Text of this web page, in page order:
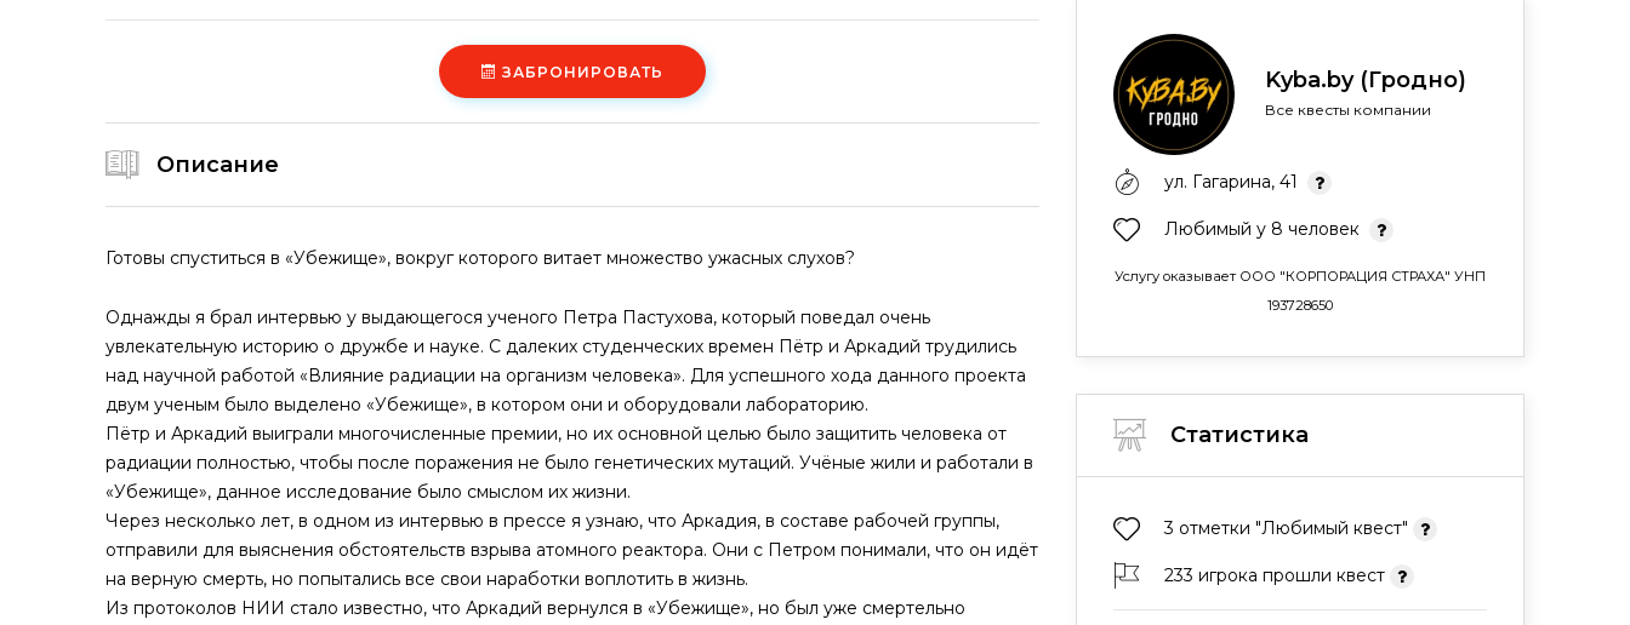
ЗАБРОНИРОВАТЬ
Описание
Готовы спуститься в «Убежище», вокруг которого витает множество ужасных слухов?
Однажды я брал интервью у выдающегося ученого Петра Пастухова, который поведал очень
увлекательную историю о дружбе и науке. С далеких студенческих времен Пётр и Аркадий трудились
над научной работой «Влияние радиации на организм человека». Для успешного хода данного проекта
двум ученым было выделено «Убежище», в котором они и оборудовали лабораторию.
Пётр и Аркадий выиграли многочисленные премии, но их основной целью было защитить человека от
радиации полностью, чтобы после поражения не было генетических мутаций. Учёные жили и работали в
«Убежище», данное исследование было смыслом их жизни.
Через несколько лет, в одном из интервью в прессе я узнаю, что Аркадия, в составе рабочей группы,
отправили для выяснения обстоятельств взрыва атомного реактора. Они с Петром понимали, что он идёт
на верную смерть, но попытались все свои наработки воплотить в жизнь.
Из протоколов НИИ стало известно, что Аркадий вернулся в «Убежище», но был уже смертельно
Kyba.by (Гродно)
Все квесты компании
ул. Гагарина, 41
Любимый у 8 человек
Услугу оказывает ООО "КОРПОРАЦИЯ СТРАХА" УНП
193728650
Статистика
3 отметки "Любимый квест"
233 игрока прошли квест